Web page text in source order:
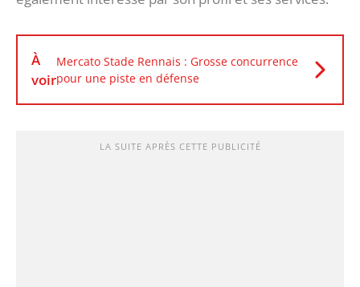
À
voir
Mercato Stade Rennais : Grosse concurrence
pour une piste en défense
LA SUITE APRÈS CETTE PUBLICITÉ